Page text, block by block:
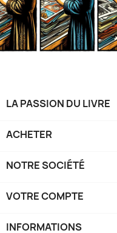
LA PASSION DU LIVRE
ACHETER
NOTRE SOCIÉTÉ
VOTRE COMPTE
INFORMATIONS